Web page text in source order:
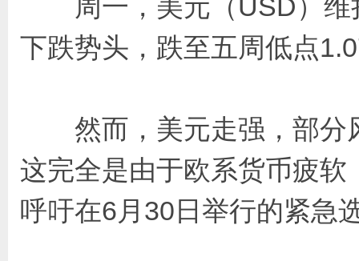
周一，美元（USD）维
下跌势头，跌至五周低点
然而，美元走强，部分
这完全是由于欧系货币疲
呼吁在6月30日举行的紧急